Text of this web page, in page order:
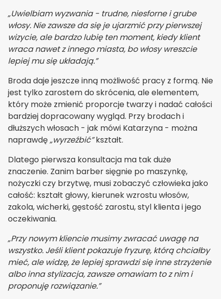
„Uwielbiam wyzwania - trudne, niesforne i grube
włosy. Nie zawsze da się je ujarzmić przy pierwszej
wizycie, ale bardzo lubię ten moment, kiedy klient
wraca nawet z innego miasta, bo włosy wreszcie
lepiej mu się układają.”
Broda daje jeszcze inną możliwość pracy z formą. Nie
jest tylko zarostem do skrócenia, ale elementem,
który może zmienić proporcje twarzy i nadać całości
bardziej dopracowany wygląd. Przy brodach i
dłuższych włosach - jak mówi Katarzyna - można
naprawdę„wyrzeźbić”kształt.
Dlatego pierwsza konsultacja ma tak duże
znaczenie. Zanim barber sięgnie po maszynkę,
nożyczki czy brzytwę, musi zobaczyć człowieka jako
całość: kształt głowy, kierunek wzrostu włosów,
zakola, wicherki, gęstość zarostu, styl klienta i jego
oczekiwania.
„Przy nowym kliencie musimy zwracać uwagę na
wszystko. Jeśli klient pokazuje fryzurę, którą chciałby
mieć, ale widzę, że lepiej sprawdzi się inne strzyżenie
albo inna stylizacja, zawsze omawiam to z nim i
proponuję rozwiązanie.”